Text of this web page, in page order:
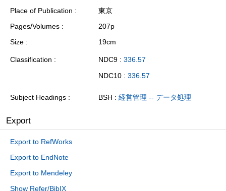
Place of Publication
東京
Pages/Volumes
207p
Size
19cm
Classification NDC9 : 336.57
NDC10 : 336.57
Subject Headings BSH : 経営管理 -- データ処理
Export
Export to RefWorks
Export to EndNote
Export to Mendeley
Show Refer/BibIX